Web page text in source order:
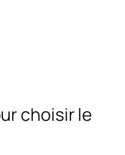
choisir le